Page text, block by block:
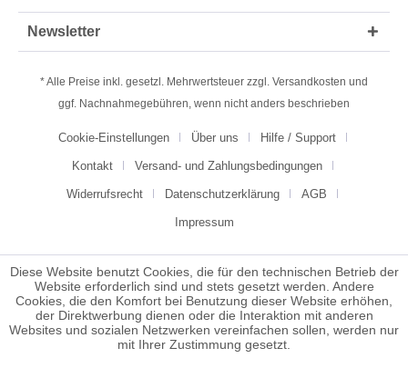
Newsletter
* Alle Preise inkl. gesetzl. Mehrwertsteuer zzgl. Versandkosten und
ggf. Nachnahmegebühren, wenn nicht anders beschrieben
Cookie-Einstellungen Über uns Hilfe / Support
Kontakt Versand- und Zahlungsbedingungen
Widerrufsrecht Datenschutzerklärung AGB
Impressum
Diese Website benutzt Cookies, die für den technischen Betrieb der
Website erforderlich sind und stets gesetzt werden. Andere
Cookies, die den Komfort bei Benutzung dieser Website erhöhen,
der Direktwerbung dienen oder die Interaktion mit anderen
Websites und sozialen Netzwerken vereinfachen sollen, werden nur
mit Ihrer Zustimmung gesetzt.